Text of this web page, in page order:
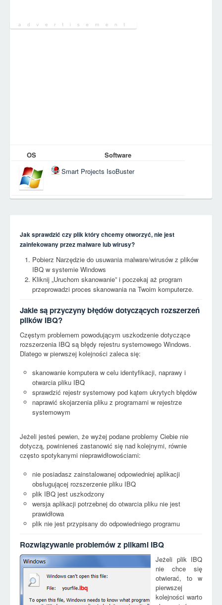
OS
Software
Smart Projects IsoBuster
Jak sprawdzić czy plik który chcemy otworzyć, nie jest
zainfekowany przez malware lub wirusy?
Pobierz Narzędzie do usuwania malware/wirusów z plików
IBQ w systemie Windows
Kliknij „Uruchom skanowanie” i poczekaj aż program
przeprowadzi proces skanowania na Twoim komputerze.
Jakie są przyczyny błędów dotyczących rozszerzeń
plików IBQ?
Częstym problemem powodującym uszkodzenie dotyczące
rozszerzenia IBQ są błędy rejestru systemowego Windows.
Dlatego w pierwszej kolejności zaleca się:
skanowanie komputera w celu identyfikacji, naprawy i
otwarcia pliku IBQ
sprawdzić rejestr systemowy pod kątem ukrytych błędów
naprawić skojarzenia pliku z programami w rejestrze
systemowym
Jeżeli jesteś pewien, że wyżej podane problemy Ciebie nie
dotyczą, powinieneś zastanowić się nad kolejnymi, równie
często spotykanymi nieprawidłowościami:
nie posiadasz zainstalowanej odpowiedniej aplikacji
obsługującej rozszerzenie pliku IBQ
plik IBQ jest uszkodzony
wersja aplikacji potrzebnej do otwarcia pliku nie jest
prawidłowa
plik nie jest przypisany do odpowiedniego programu
Rozwiązywanie problemów z plikami IBQ
ibq
Jeżeli plik IBQ
nie chce się
otwierać, to w
pierwszej
kolejności warto